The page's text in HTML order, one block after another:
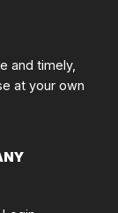
and timely,
at your own